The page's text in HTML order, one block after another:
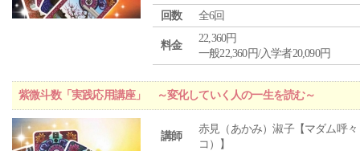
回数
全6回
料金
22,360円
一般22,360円/入学者20,090円
紫微斗数「実践応用講座」 ～変化していく人の一生を読む～
講師
赤見（あかみ）淑子【マダム呼々
コ）】